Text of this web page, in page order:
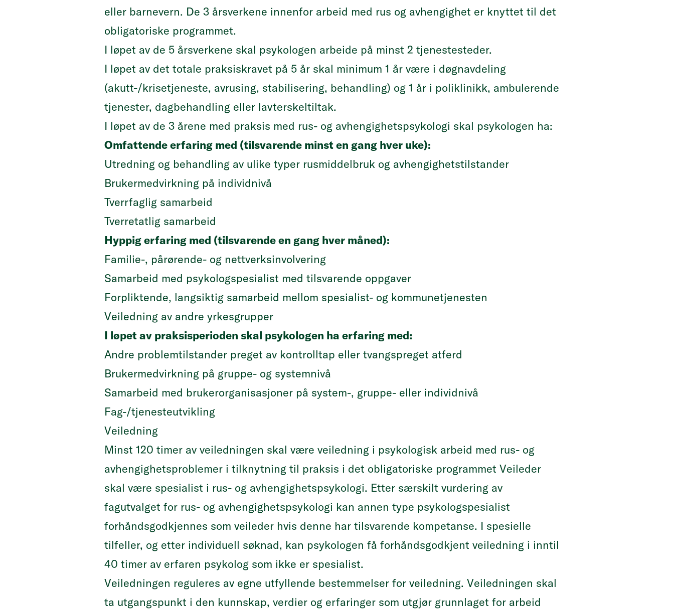
eller barnevern. De 3 årsverkene innenfor arbeid med rus og avhengighet er knyttet til det
obligatoriske programmet.
I løpet av de 5 årsverkene skal psykologen arbeide på minst 2 tjenestesteder.
I løpet av det totale praksiskravet på 5 år skal minimum 1 år være i døgnavdeling
(akutt-/krisetjeneste, avrusing, stabilisering, behandling) og 1 år i poliklinikk, ambulerende
tjenester, dagbehandling eller lavterskeltiltak.
I løpet av de 3 årene med praksis med rus- og avhengighetspsykologi skal psykologen ha:
Omfattende erfaring med (tilsvarende minst en gang hver uke):
Utredning og behandling av ulike typer rusmiddelbruk og avhengighetstilstander
Brukermedvirkning på individnivå
Tverrfaglig samarbeid
Tverretatlig samarbeid
Hyppig erfaring med (tilsvarende en gang hver måned):
Familie-, pårørende- og nettverksinvolvering
Samarbeid med psykologspesialist med tilsvarende oppgaver
Forpliktende, langsiktig samarbeid mellom spesialist- og kommunetjenesten
Veiledning av andre yrkesgrupper
I løpet av praksisperioden skal psykologen ha erfaring med:
Andre problemtilstander preget av kontrolltap eller tvangspreget atferd
Brukermedvirkning på gruppe- og systemnivå
Samarbeid med brukerorganisasjoner på system-, gruppe- eller individnivå
Fag-/tjenesteutvikling
Veiledning
Minst 120 timer av veiledningen skal være veiledning i psykologisk arbeid med rus- og
avhengighetsproblemer i tilknytning til praksis i det obligatoriske programmet Veileder
skal være spesialist i rus- og avhengighetspsykologi. Etter særskilt vurdering av
fagutvalget for rus- og avhengighetspsykologi kan annen type psykologspesialist
forhåndsgodkjennes som veileder hvis denne har tilsvarende kompetanse. I spesielle
tilfeller, og etter individuell søknad, kan psykologen få forhåndsgodkjent veiledning i inntil
40 timer av erfaren psykolog som ikke er spesialist.
Veiledningen reguleres av egne utfyllende bestemmelser for veiledning. Veiledningen skal
ta utgangspunkt i den kunnskap, verdier og erfaringer som utgjør grunnlaget for arbeid